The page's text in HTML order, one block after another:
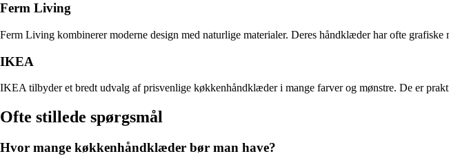
Ferm Living
Ferm Living kombinerer moderne design med naturlige materialer. Deres håndklæder har ofte
IKEA
IKEA tilbyder et bredt udvalg af prisvenlige køkkenhåndklæder i mange farver og mønstre. De er
Ofte stillede spørgsmål
Hvor mange køkkenhåndklæder bør man have?